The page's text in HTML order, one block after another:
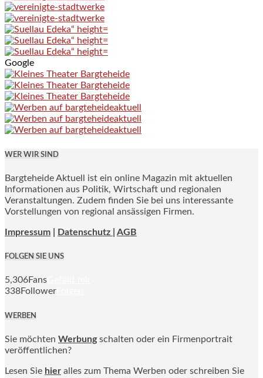
Google
WER WIR SIND
Bargteheide Aktuell ist ein online Magazin mit aktuellen
Informationen aus Politik, Wirtschaft und regionalen
Veranstaltungen. Zudem finden Sie bei uns interessante
Vorstellungen von regional ansässigen Firmen.
Impressum Datenschutz | AGB
FOLGEN SIE UNS
5,306Fans
338Follower
WERBEN
Sie möchten Werbung schalten oder ein Firmenportrait
veröffentlichen?
Lesen Sie hier alles zum Thema Werben oder schreiben Sie